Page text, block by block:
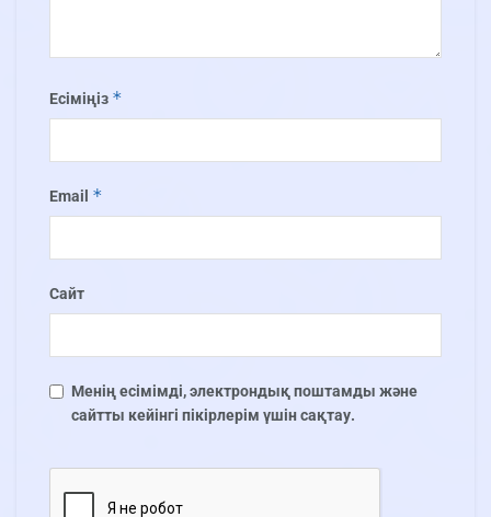
Есіміңіз *
Email *
Сайт
Менің есімімді, электрондық поштамды және
сайтты кейінгі пікірлерім үшін сақтау.